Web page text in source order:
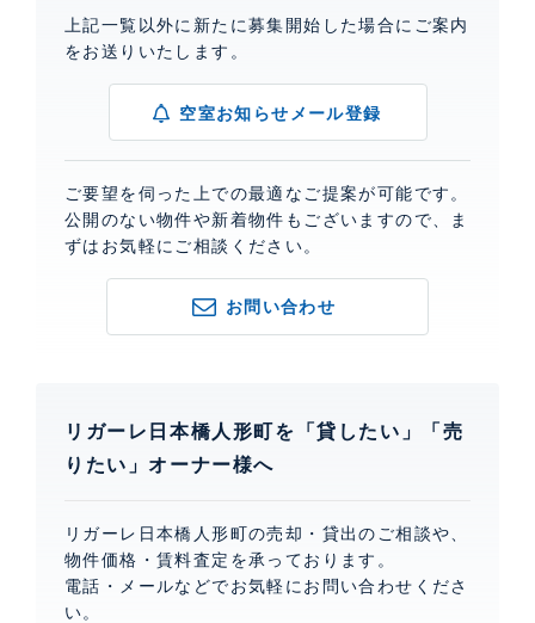
上記一覧以外に新たに募集開始した場合にご案内
をお送りいたします。
空室お知らせメール登録
ご要望を伺った上での最適なご提案が可能です。
公開のない物件や新着物件もございますので、ま
ずはお気軽にご相談ください。
お問い合わせ
リガーレ日本橋人形町を「貸したい」「売
りたい」オーナー様へ
リガーレ日本橋人形町の売却・貸出のご相談や、
物件価格・賃料査定を承っております。
電話・メールなどでお気軽にお問い合わせくださ
い。